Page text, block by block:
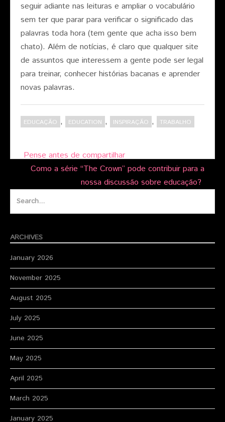
seguir adiante nas leituras e ampliar o vocabulário
sem ter que parar para verificar o significado das
palavras toda hora (tem gente que acha isso bem
chato). Além de notícias, é claro que qualquer site
de assuntos que interessem a gente pode ser legal
para treinar, conhecer histórias bacanas e aprender
novas palavras.
EDUCAÇÃO , EDUCATION , INSPIRAÇÃO , TRABALHO
Post
navigation
Pense antes de compartilhar
Como a série “The Crown” pode contribuir para a
nossa discussão sobre educação?
Search
ARCHIVES
January 2026
November 2025
August 2025
July 2025
June 2025
May 2025
April 2025
March 2025
January 2025